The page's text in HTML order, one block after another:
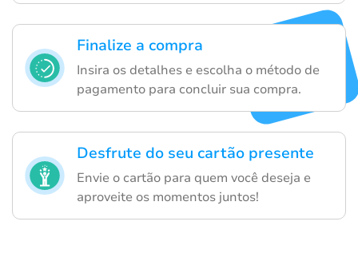
Finalize a compra
Insira os detalhes e escolha o método de
pagamento para concluir sua compra.
Desfrute do seu cartão presente
Envie o cartão para quem você deseja e
aproveite os momentos juntos!